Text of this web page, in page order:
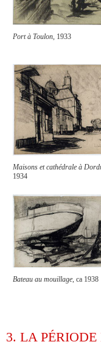
Port à Toulon, 1933
Maisons et cathédrale à
1934
Bateau au mouillage, ca 1938
3. LA PÉRIODE